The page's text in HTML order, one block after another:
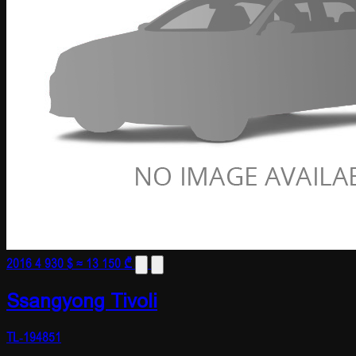
20164 930 $≈ 13 150 ₾
Ssangyong Tivoli
TL-194851